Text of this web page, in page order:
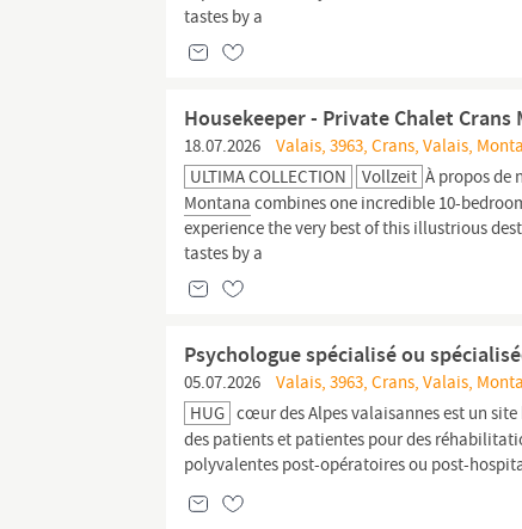
tastes by a
Housekeeper - Private Chalet Crans
18.07.2026
Valais, 3963, Crans, Valais,
ULTIMA COLLECTION
Vollzeit À propos de
Montana combines one incredible 10-
experience the very best of this illustrious
tastes by a
Psychologue spécialisé ou
05.07.2026
Valais, 3963, Crans, Valais,
HUG cœur des Alpes valaisannes est un
des patients et patientes pour des
polyvalentes post-opératoires ou post-